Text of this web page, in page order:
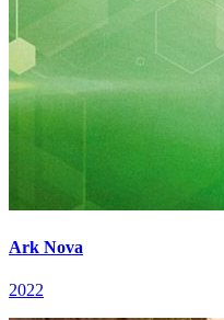
Ark Nova
2022